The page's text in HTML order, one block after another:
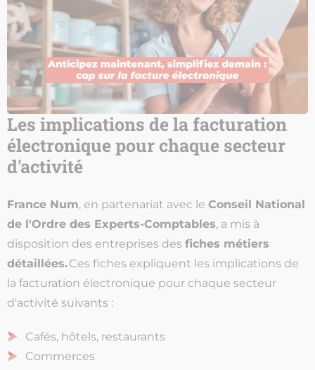
Les implications de la facturation
électronique pour chaque secteur
d'activité
France Num, en partenariat avec le Conseil National
de l'Ordre des Experts-Comptables, a mis à
disposition des entreprises des fiches métiers
détaillées.Ces fiches expliquent les implications de
la facturation électronique pour chaque secteur
d'activité suivants :
Cafés, hôtels, restaurants
Commerces